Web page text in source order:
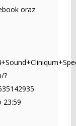
oraz
?
23:59